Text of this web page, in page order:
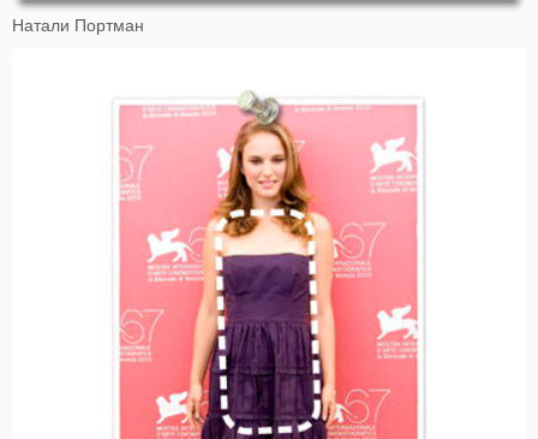
Натали Портман